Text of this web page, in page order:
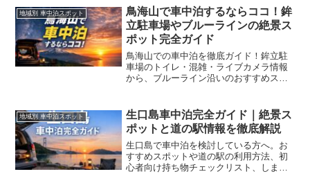
地域別 車中泊スポット
鳥海山で車中泊するならココ！鉾
立駐車場やブルーラインの絶景ス
ポット完全ガイド
鳥海山での車中泊を徹底ガイド！鉾立駐
車場のトイレ・混雑・ライブカメラ情報
から、ブルーライン沿いのおすすめスポ
旅を始めよう！
地域別 車中泊スポット
生口島車中泊完全ガイド｜絶景ス
ポットと道の駅情報を徹底解説
生口島で車中泊を検討している方へ。お
すすめスポットや道の駅の利用方法、初
心者向け持ち物チェックリスト、しまな